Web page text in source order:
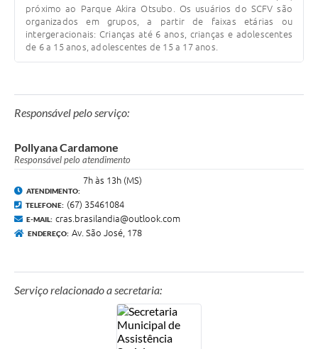
próximo ao Parque Akira Otsubo. Os usuários do SCFV são
organizados em grupos, a partir de faixas etárias ou
intergeracionais: Crianças até 6 anos, crianças e adolescentes
de 6 a 15 anos, adolescentes de 15 a 17 anos.
Responsável pelo serviço:
Pollyana Cardamone
Responsável pelo atendimento
ATENDIMENTO:
7h às 13h (MS)
TELEFONE: (67) 35461084
E-MAIL: cras.brasilandia@outlook.com
ENDEREÇO: Av. São José, 178
Serviço relacionado a secretaria: